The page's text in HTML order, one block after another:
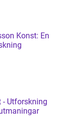
Konst: En
- Utforskning